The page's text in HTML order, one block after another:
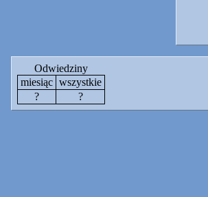
Odwiedziny
miesiąc wszystkie
?
?